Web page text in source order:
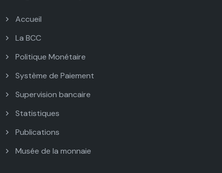
Accueil
La BCC
Politique Monétaire
Système de Paiement
Supervision bancaire
Statistiques
Publications
Musée de la monnaie